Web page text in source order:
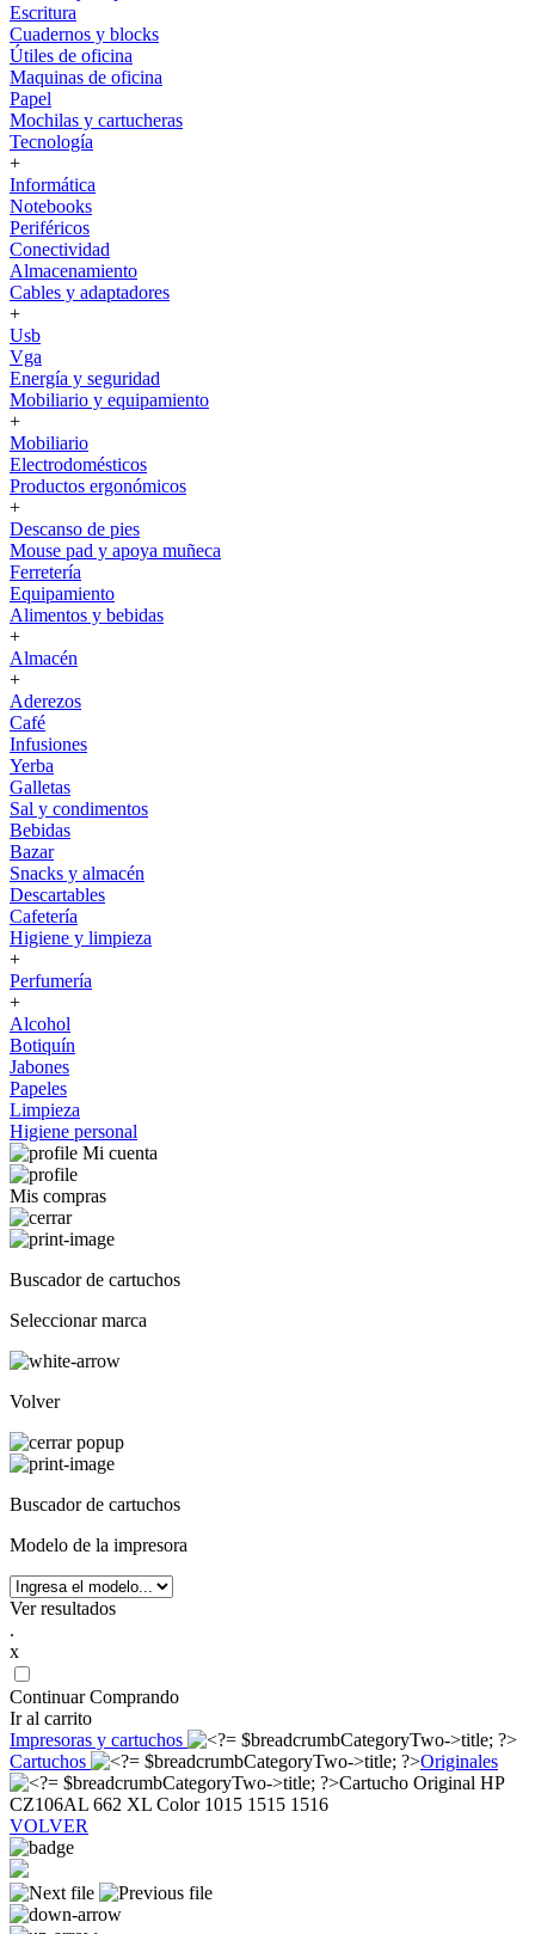
Escritura
Cuadernos y blocks
Útiles de oficina
Maquinas de oficina
Papel
Mochilas y cartucheras
Tecnología
+
Informática
Notebooks
Periféricos
Conectividad
Almacenamiento
Cables y adaptadores
+
Usb
Vga
Energía y seguridad
Mobiliario y equipamiento
+
Mobiliario
Electrodomésticos
Productos ergonómicos
+
Descanso de pies
Mouse pad y apoya muñeca
Ferretería
Equipamiento
Alimentos y bebidas
+
Almacén
+
Aderezos
Café
Infusiones
Yerba
Galletas
Sal y condimentos
Bebidas
Bazar
Snacks y almacén
Descartables
Cafetería
Higiene y limpieza
+
Perfumería
+
Alcohol
Botiquín
Jabones
Papeles
Limpieza
Higiene personal
Mi cuenta
Mis compras
Buscador de cartuchos
Seleccionar marca
Volver
Buscador de cartuchos
Modelo de la impresora
Ver resultados
.
x
Continuar Comprando
Ir al carrito
Impresoras y cartuchos
Cartuchos
Originales
Cartucho Original HP
CZ106AL 662 XL Color 1015 1515 1516
VOLVER